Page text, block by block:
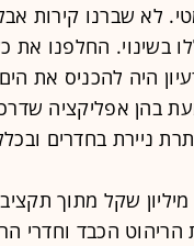
לא שברנו קירות
נכללו בשינוי.
היה להכניס את
בהן אפליקציה
ניירת בחדרים